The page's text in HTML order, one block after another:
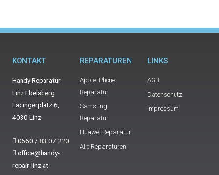
KONTAKT
Handy Reparatur
Linz Ebelsberg
Fadingerplatz 6,
4030 Linz
0660 / 83 07 220
office@handy-
repair-linz.at
REPARATUREN
Apple iPhone
Reparatur
Samsung
Reparatur
Huawei Reparatur
Alle Reparaturen
LINKS
AGB
Datenschutz
Impressum